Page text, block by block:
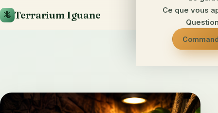
🦎 Terrarium Iguane
Ce que vous